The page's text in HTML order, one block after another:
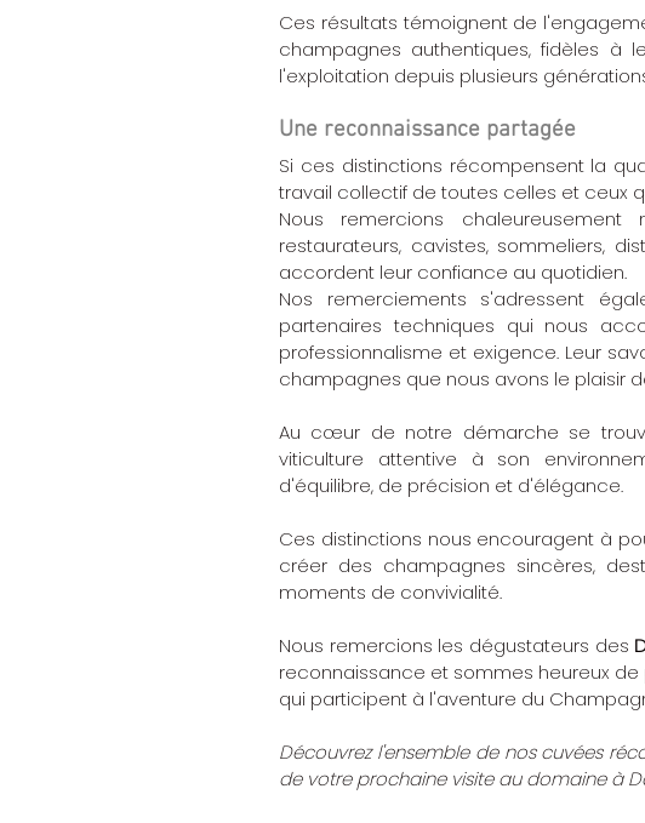
Ces résultats témoignent de
champagnes authentiques, fidèles à
l'exploitation depuis plusieurs
Une reconnaissance partagée
Si ces distinctions récompensent la
travail collectif de toutes celles et ceux
Nous remercions
restaurateurs, cavistes, sommeliers,
accordent leur confiance au quotidien.
Nos remerciements s'adressent
partenaires techniques qui nous
professionnalisme et exigence. Leur
champagnes que nous avons le plaisir
Au cœur de notre démarche se
viticulture attentive à son
d'équilibre, de précision et d'élégance.
Ces distinctions nous encouragent à
créer des champagnes sincères,
moments de convivialité.
Nous remercions les dégustateurs des
reconnaissance et sommes heureux
qui participent à l'aventure du
Découvrez l'ensemble de nos cuvées
de votre prochaine visite au domaine à